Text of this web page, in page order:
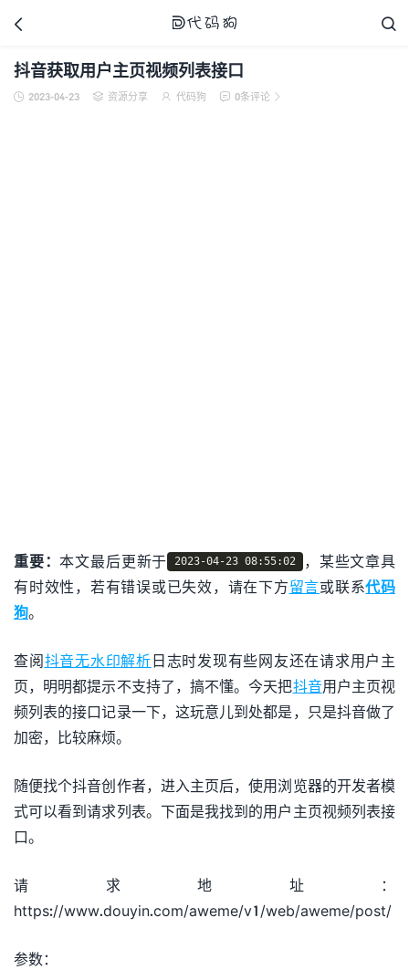

 
抖音获取用户主页视频列表接口
 2023-04-23  资源分享  代码狗  0条评论 
重要：本文最后更新于 2023-04-23 08:55:02
，某些文章具
有时效性，若有错误或已失效，请在下方留言或联系代码
狗。
查阅抖音无水印解析日志时发现有些网友还在请求用户主
页，明明都提示不支持了，搞不懂。今天把抖音用户主页视
频列表的接口记录一下，这玩意儿到处都是，只是抖音做了
加密，比较麻烦。
随便找个抖音创作者，进入主页后，使用浏览器的开发者模
式可以看到请求列表。下面是我找到的用户主页视频列表接
口。
请求地址：
https://www.douyin.com/aweme/v1/web/aweme/post/
参数：